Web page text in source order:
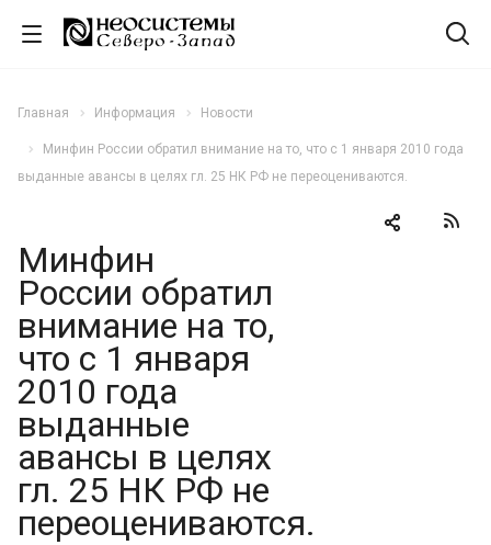
Главная Информация Новости
Минфин России обратил внимание на то, что с 1 января 2010 года
выданные авансы в целях гл. 25 НК РФ не переоцениваются.
Минфин
России обратил
внимание на то,
что с 1 января
2010 года
выданные
авансы в целях
гл. 25 НК РФ не
переоцениваются.